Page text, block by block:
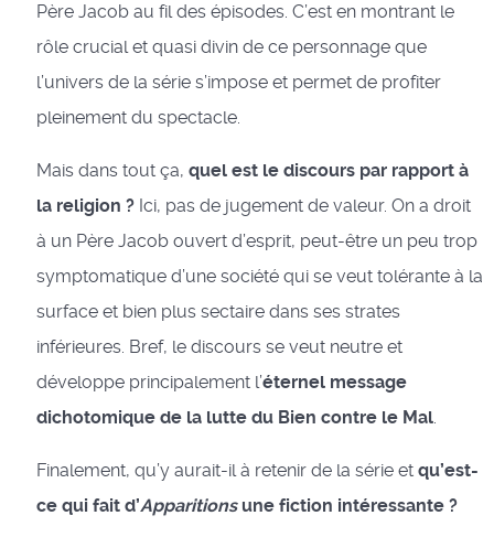
Père Jacob au fil des épisodes. C’est en montrant le
rôle crucial et quasi divin de ce personnage que
l’univers de la série s’impose et permet de profiter
pleinement du spectacle.
Mais dans tout ça, quel est le discours par rapport à
la religion ?Ici, pas de jugement de valeur. On a droit
à un Père Jacob ouvert d’esprit, peut-être un peu trop
symptomatique d’une société qui se veut tolérante à la
surface et bien plus sectaire dans ses strates
inférieures. Bref, le discours se veut neutre et
développe principalement l’éternel message
dichotomique de la lutte du Bien contre le Mal.
Finalement, qu’y aurait-il à retenir de la série et qu’est-
ce qui fait d’Apparitionsune fiction intéressante ?